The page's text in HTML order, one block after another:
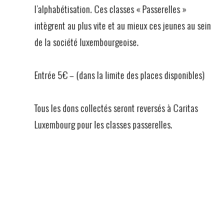
l’alphabétisation. Ces classes « Passerelles »
intègrent au plus vite et au mieux ces jeunes au sein
de la société luxembourgeoise.
Entrée 5€ – (dans la limite des places disponibles)
Tous les dons collectés seront reversés à Caritas
Luxembourg pour les classes passerelles.